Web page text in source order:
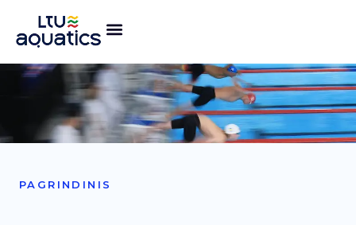
PAGRINDINIS